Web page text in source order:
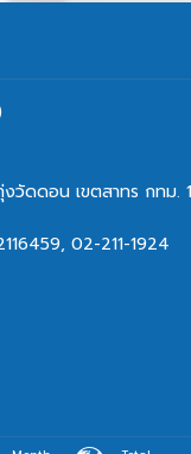
วัดดอน เขตสาทร กทม.
, 02-211-1924